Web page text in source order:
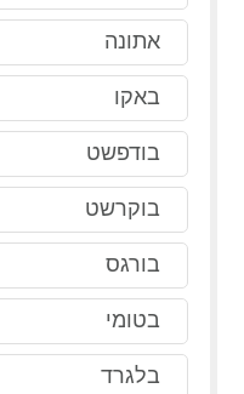
אתונה
באקו
בודפשט
בוקרשט
בורגס
בטומי
בלגרד